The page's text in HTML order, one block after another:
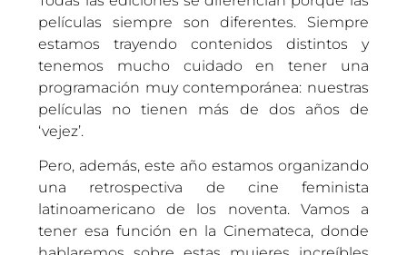
películas siempre son diferentes. Siempre
estamos trayendo contenidos distintos y
tenemos mucho cuidado en tener una
programación muy contemporánea: nuestras
películas no tienen más de dos años de
‘vejez’.
Pero, además, este año estamos organizando
una retrospectiva de cine feminista
latinoamericano de los noventa. Vamos a
tener esa función en la Cinemateca, donde